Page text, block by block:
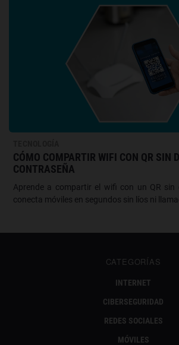
CÓMO COMPARTIR WIFI CON QR SIN
CONTRASEÑA
Aprende a compartir el wifi con un QR sin
conecta móviles en segundos sin líos ni
CATEGORÍAS
INTERNET
CIBERSEGURIDAD
REDES SOCIALES
MÓVILES